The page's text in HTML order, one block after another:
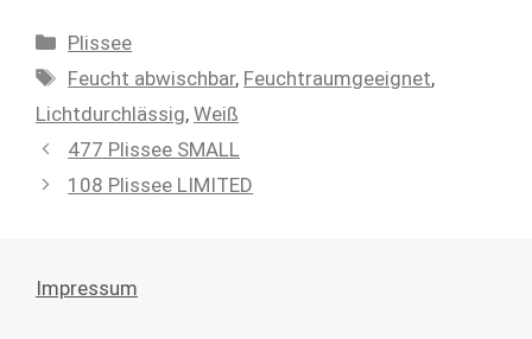
Kategorien
Plissee
Schlagwörter
Feucht abwischbar, Feuchtraumgeeignet,
Lichtdurchlässig, Weiß
477 Plissee SMALL
108 Plissee LIMITED
Impressum